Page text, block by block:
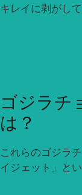
キレイに剥がし
ゴジラチ
は？
これらのゴジラ
イジェット」と